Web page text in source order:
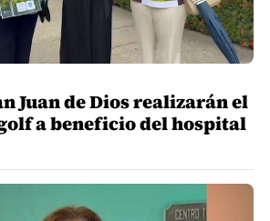
Juan de Dios realizarán el
a beneficio del hospital